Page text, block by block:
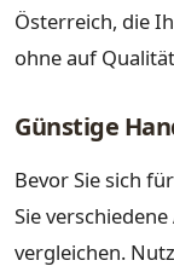
Österreich, die
ohne auf
Günstige
Bevor Sie sich
Sie
vergleichen.